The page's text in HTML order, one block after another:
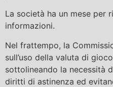
La società ha un mese per
informazioni.
Nel frattempo, la
sull’uso della valuta di
sottolineando la necessità
diritti di astinenza ed